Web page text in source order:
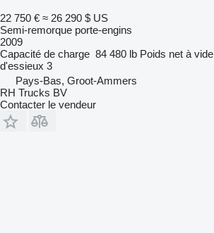
22 750 € ≈ 26 290 $ US
Semi-remorque porte-engins
2009
Capacité de charge 84 480 lb Poids net à vide
d'essieux 3
Pays-Bas, Groot-Ammers
RH Trucks BV
Contacter le vendeur